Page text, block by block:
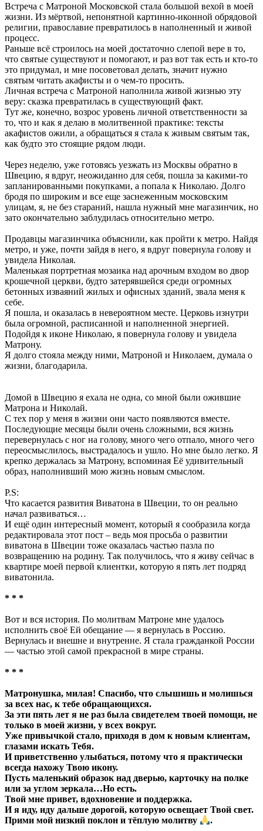
Встреча с Матроной Московской стала большой вехой в моей
жизни. Из мёртвой, непонятной картинно-иконной обрядовой
религии, православие превратилось в наполненный и живой
процесс.
Раньше всё строилось на моей достаточно слепой вере в то,
что святые существуют и помогают, и раз вот так есть и кто-то
это придумал, и мне посоветовал делать, значит нужно
святым читать акафисты и о чем-то просить.
Личная встреча с Матроной наполнила живой жизнью эту
веру: сказка превратилась в существующий факт.
Тут же, конечно, возрос уровень личной ответственности за
то, что и как я делаю в молитвенной практике: тексты
акафистов ожили, а обращаться я стала к живым святым так,
как будто это стоящие рядом люди.
Через неделю, уже готовясь уезжать из Москвы обратно в
Швецию, я вдруг, неожиданно для себя, пошла за какими-то
запланированными покупками, а попала к Николаю. Долго
бродя по широким и все еще заснеженным московским
улицам, я, не без стараний, нашла нужный мне магазинчик, но
зато окончательно заблудилась относительно метро.
Продавцы магазинчика объяснили, как пройти к метро. Найдя
метро, и уже, почти зайдя в него, я вдруг повернула голову и
увидела Николая.
Маленькая портретная мозаика над арочным входом во двор
крошечной церкви, будто затерявшейся среди огромных
бетонных изваяний жилых и офисных зданий, звала меня к
себе.
Я пошла, и оказалась в невероятном месте. Церковь изнутри
была огромной, расписанной и наполненной энергией.
Подойдя к иконе Николаю, я повернула голову и увидела
Матрону.
Я долго стояла между ними, Матроной и Николаем, думала о
жизни, благодарила.
Домой в Швецию я ехала не одна, со мной были ожившие
Матрона и Николай.
С тех пор у меня в жизни они часто появляются вместе.
Последующие месяцы были очень сложными, вся жизнь
перевернулась с ног на голову, много чего отпало, много чего
переосмыслилось, выстрадалось и ушло. Но мне было легко. Я
крепко держалась за Матрону, вспоминая Её удивительный
образ, наполнивший мою жизнь новым смыслом.
P.S:
Что касается развития Виватона в Швеции, то он реально
начал развиваться…
И ещё один интересный момент, который я сообразила когда
редактировала этот пост – ведь моя просьба о развитии
виватона в Швеции тоже оказалась частью пазла по
возвращению на родину. Так получилось, что я живу сейчас в
квартире моей первой клиентки, которую я пять лет подряд
виватонила.
* * *
Вот и вся история. По молитвам Матроне мне удалось
исполнить своё Ей обещание — я вернулась в Россию.
Вернулась и внешне и внутренне. Я стала гражданкой России
— частью этой самой прекрасной в мире страны.
* * *
Матронушка, милая! Спасибо, что слышишь и молишься
за всех нас, к тебе обращающихся.
За эти пять лет я не раз была свидетелем твоей помощи, не
только в моей жизни, у всех вокруг.
Уже привычкой стало, приходя в дом к новым клиентам,
глазами искать Тебя.
И приветственно улыбаться, потому что я практически
всегда нахожу Твою икону.
Пусть маленький образок над дверью, карточку на полке
или за углом зеркала…Но есть.
Твой мне привет, вдохновение и поддержка.
И я иду, иду дальше дорогой, которую освещает Твой свет.
Прими мой низкий поклон и тёплую молитву
.